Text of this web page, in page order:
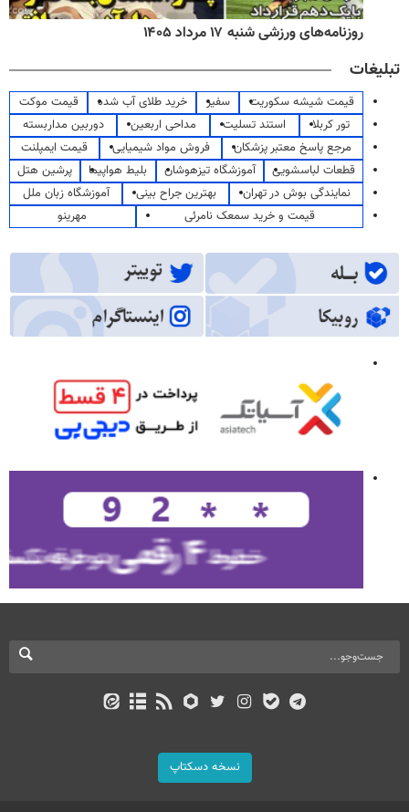
روزنامه‌های ورزشی شنبه ۱۷ مرداد ۱۴۰۵
تبلیغات
قیمت شیشه سکوریت سفیر خرید طلای آب شده
قیمت موکت
تور کربلا
استند تسلیت مداحی اربعین
دوربین مداربسته
مرجع پاسخ معتبر پزشکان
فروش مواد شیمیایی
قیمت ایمپلنت
قطعات لباسشویی
آموزشگاه تیزهوشان بلیط هواپیما
پرشین هتل
نمایندگی بوش در تهران
بهترین جراح بینی
آموزشگاه زبان ملل
قیمت و خرید سمعک نامرئی
مهرینو
نسخه دسکتاپ